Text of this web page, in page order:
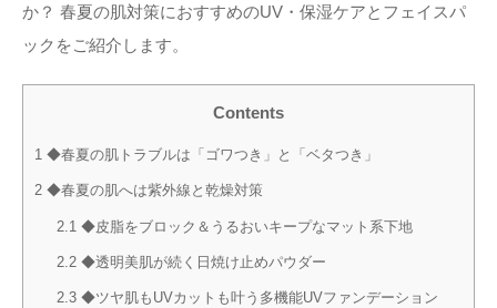
か？ 春夏の肌対策におすすめのUV・保湿ケアとフェイスパ
ックをご紹介します。
Contents
1 ◆春夏の肌トラブルは「ゴワつき」と「ベタつき」
2 ◆春夏の肌へは紫外線と乾燥対策
2.1 ◆皮脂をブロック＆うるおいキープなマット系下地
2.2◆透明美肌が続く日焼け止めパウダー
2.3◆ツヤ肌もUVカットも叶う多機能UVファンデーション